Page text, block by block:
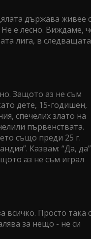
държава живее с
е лесно. Виждаме,
лига, в следващата
Защото аз не съм
дете, 15-годишен,
спечелих злато на
първенствата.
също преди 25 г.
Казвам: “Да,
аз не съм играл
всичко. Просто така
за нещо - не си